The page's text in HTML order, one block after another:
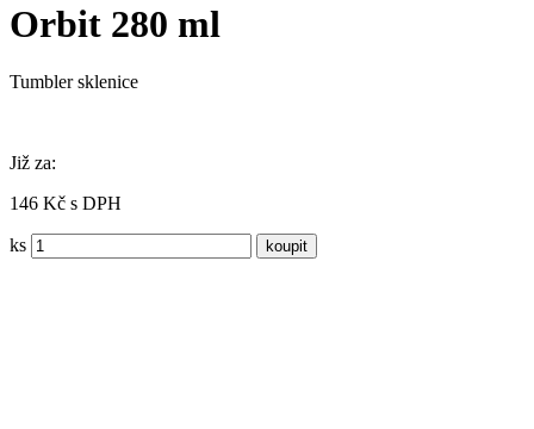
Orbit 280 ml
Tumbler sklenice
Již za:
146 Kč s DPH
ks